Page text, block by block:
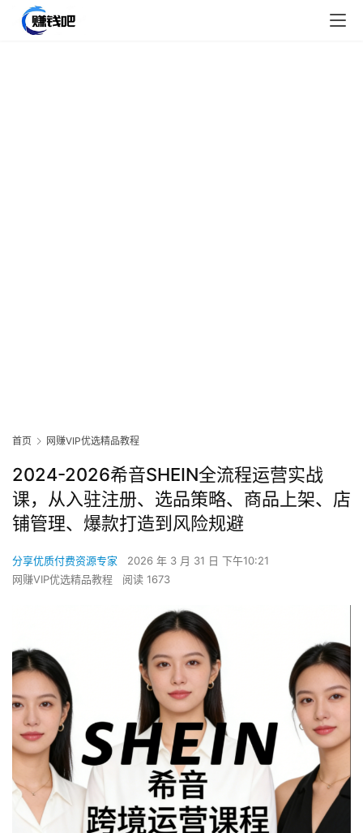
首页 网赚VIP优选精品教程
2024-2026希音SHEIN全流程运营实战
课，从入驻注册、选品策略、商品上架、店
铺管理、爆款打造到风险规避
分享优质付费资源专家
2026 年 3 月 31 日 下午10:21
网赚VIP优选精品教程
阅读 1673